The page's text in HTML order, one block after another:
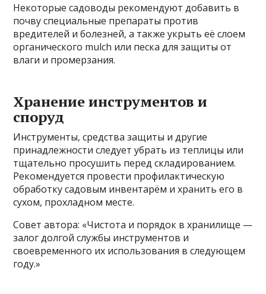
Некоторые садоводы рекомендуют добавить в
почву специальные препараты против
вредителей и болезней, а также укрыть её слоем
органического mulch или песка для защиты от
влаги и промерзания.
Хранение инструментов и
споруд
Инструменты, средства защиты и другие
принадлежности следует убрать из теплицы или
тщательно просушить перед складированием.
Рекомендуется провести профилактическую
обработку садовым инвентарём и хранить его в
сухом, прохладном месте.
Совет автора: «Чистота и порядок в хранилище —
залог долгой службы инструментов и
своевременного их использования в следующем
году.»